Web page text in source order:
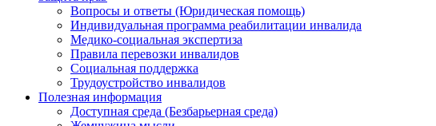
Вопросы и ответы (Юридическая помощь)
Индивидуальная программа реабилитации инвалида
Медико-социальная экспертиза
Правила перевозки инвалидов
Социальная поддержка
Трудоустройство инвалидов
Полезная информация
Доступная среда (Безбарьерная среда)